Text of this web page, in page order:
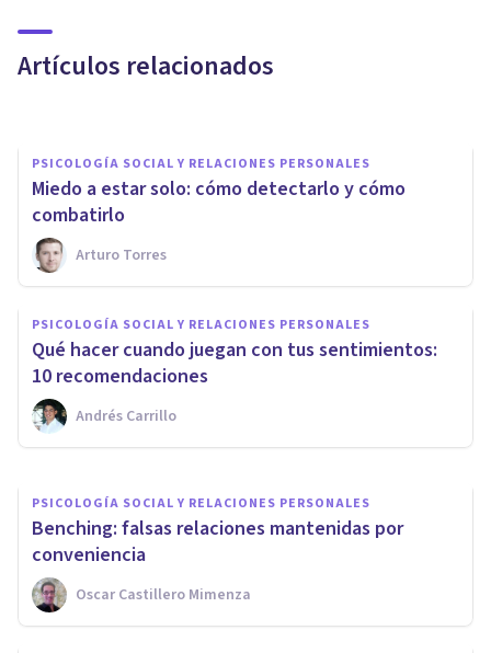
Artículos relacionados
con los demás
PSICOLOGÍA SOCIAL Y RELACIONES PERSONALES
Miedo a estar solo: cómo detectarlo y cómo
combatirlo
Arturo Torres
PSICOLOGÍA SOCIAL Y RELACIONES PERSONALES
Qué hacer cuando juegan con tus sentimientos:
10 recomendaciones
Andrés Carrillo
PSICOLOGÍA SOCIAL Y RELACIONES PERSONALES
Cómo empezar una
conversación sin tener tema: 6
consejos
Arturo Torres
PSICOLOGÍA SOCIAL Y RELACIONES PERSONALES
Benching: falsas relaciones mantenidas por
conveniencia
Oscar Castillero Mimenza